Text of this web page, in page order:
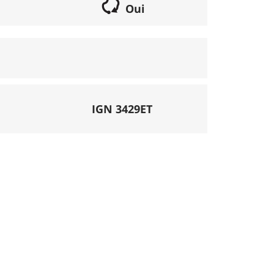
Oui
lorsqu'il s'agit d'une boucle. Les chemins
peut se réaliser avec un vélo semi
La difficulté de la descente est
IGN 3429ET